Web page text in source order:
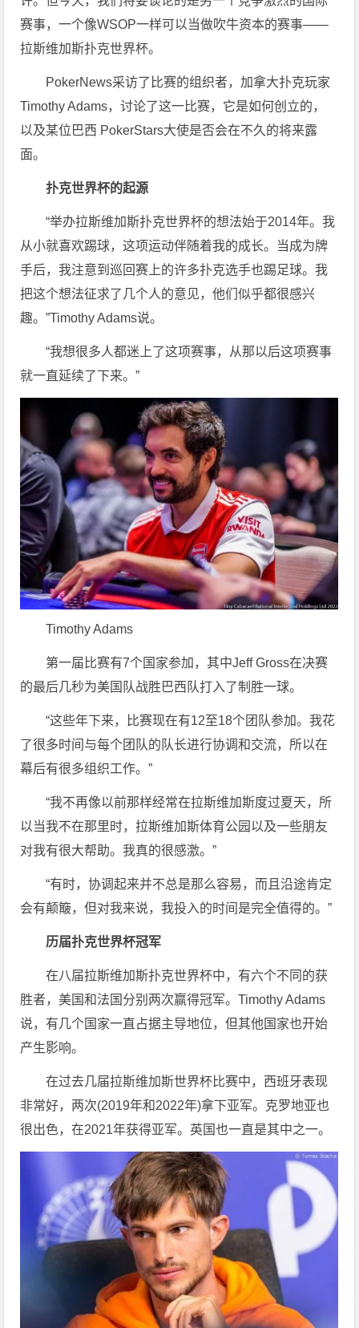
赛事，一个像WSOP一样可以当做吹牛资本的赛事——
拉斯维加斯扑克世界杯。
PokerNews采访了比赛的组织者，加拿大扑克玩家
Timothy Adams，讨论了这一比赛，它是如何创立的，
以及某位巴西 PokerStars大使是否会在不久的将来露
面。
扑克世界杯的起源
“举办拉斯维加斯扑克世界杯的想法始于2014年。我
从小就喜欢踢球，这项运动伴随着我的成长。当成为牌
手后，我注意到巡回赛上的许多扑克选手也踢足球。我
把这个想法征求了几个人的意见，他们似乎都很感兴
趣。”Timothy Adams说。
“我想很多人都迷上了这项赛事，从那以后这项赛事
就一直延续了下来。”
Timothy Adams
第一届比赛有7个国家参加，其中Jeff Gross在决赛
的最后几秒为美国队战胜巴西队打入了制胜一球。
“这些年下来，比赛现在有12至18个团队参加。我花
了很多时间与每个团队的队长进行协调和交流，所以在
幕后有很多组织工作。”
“我不再像以前那样经常在拉斯维加斯度过夏天，所
以当我不在那里时，拉斯维加斯体育公园以及一些朋友
对我有很大帮助。我真的很感激。”
“有时，协调起来并不总是那么容易，而且沿途肯定
会有颠簸，但对我来说，我投入的时间是完全值得的。”
历届扑克世界杯冠军
在八届拉斯维加斯扑克世界杯中，有六个不同的获
胜者，美国和法国分别两次赢得冠军。Timothy Adams
说，有几个国家一直占据主导地位，但其他国家也开始
产生影响。
在过去几届拉斯维加斯世界杯比赛中，西班牙表现
非常好，两次(2019年和2022年)拿下亚军。克罗地亚也
很出色，在2021年获得亚军。英国也一直是其中之一。